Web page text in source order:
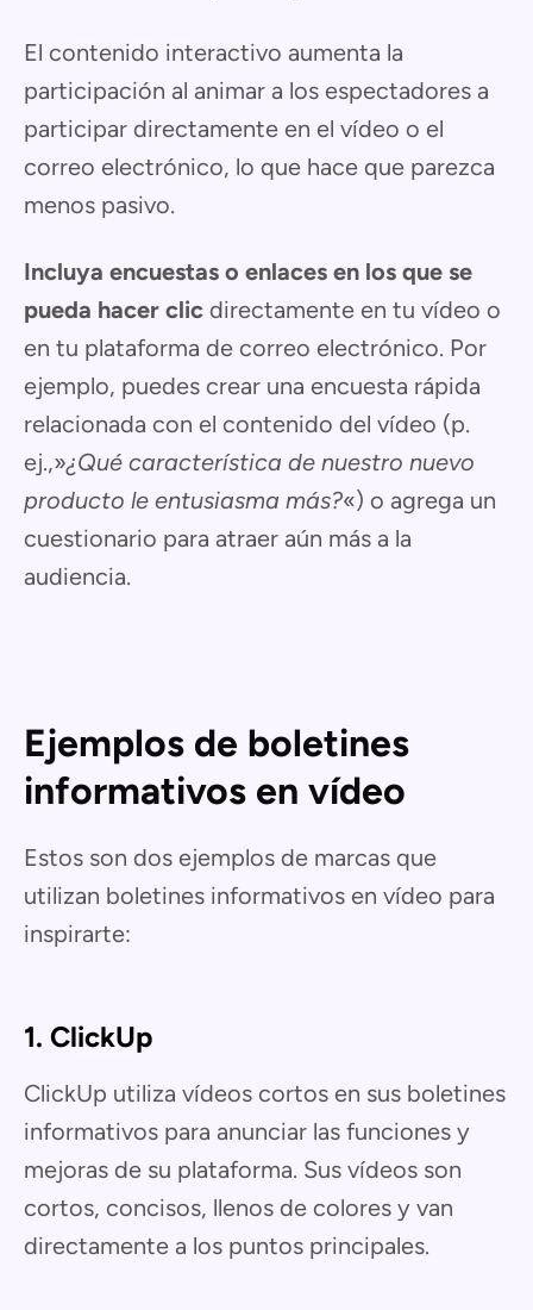
El contenido interactivo aumenta la
participación al animar a los espectadores a
participar directamente en el vídeo o el
correo electrónico, lo que hace que parezca
menos pasivo.
Incluya encuestas o enlaces en los que se
pueda hacer clic directamente en tu vídeo o
en tu plataforma de correo electrónico. Por
ejemplo, puedes crear una encuesta rápida
relacionada con el contenido del vídeo (p.
ej.,»¿Qué característica de nuestro nuevo
producto le entusiasma más?«) o agrega un
cuestionario para atraer aún más a la
audiencia.
Ejemplos de boletines
informativos en vídeo
Estos son dos ejemplos de marcas que
utilizan boletines informativos en vídeo para
inspirarte:
1. ClickUp
ClickUp utiliza vídeos cortos en sus boletines
informativos para anunciar las funciones y
mejoras de su plataforma. Sus vídeos son
cortos, concisos, llenos de colores y van
directamente a los puntos principales.